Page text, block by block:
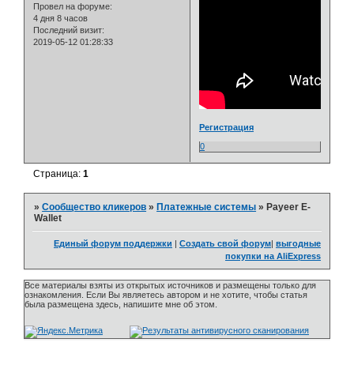
Провел на форуме:
4 дня 8 часов
Последний визит:
2019-05-12 01:28:33
Регистрация
0
Страница:1
»Сообщество кликеров » Платежные системы » Payeer E-
Wallet
Единый форум поддержки | Создать свой форум| выгодные
покупки на AliExpress
Все материалы взяты из открытых источников и размещены только для
ознакомления. Если Вы являетесь автором и не хотите, чтобы статья
была размещена здесь, напишите мне об этом.